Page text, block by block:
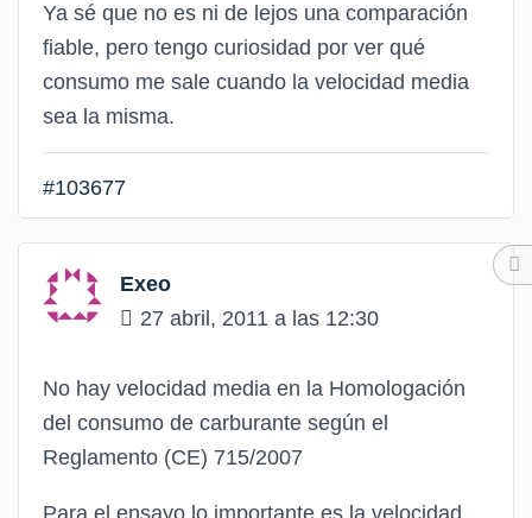
Ya sé que no es ni de lejos una comparación
fiable, pero tengo curiosidad por ver qué
consumo me sale cuando la velocidad media
sea la misma.
#103677
Exeo
27 abril, 2011 a las 12:30
No hay velocidad media en la Homologación
del consumo de carburante según el
Reglamento (CE) 715/2007